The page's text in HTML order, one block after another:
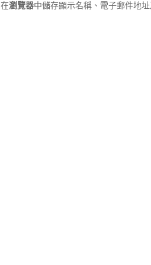
在瀏覽器中儲存顯示名稱、電子郵件地